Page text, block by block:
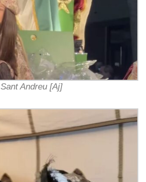
Sant Andreu [Aj]